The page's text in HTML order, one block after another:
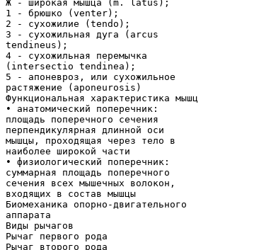
Ж - широкая мышца (m. latus);
1 - брюшко (venter);
2 - сухожилие (tendo);
3 - сухожильная дуга (arcus
tendineus);
4 - сухожильная перемычка
(intersectio tendinea);
5 - апоневроз, или сухожильное
растяжение (aponeurosis)
Функциональная характеристика мышц
• анатомический поперечник:
площадь поперечного сечения
перпендикулярная длинной оси
мышцы, проходящая через тело в
наиболее широкой части
• физиологический поперечник:
суммарная площадь поперечного
сечения всех мышечных волокон,
входящих в состав мышцы
Биомеханика опорно-двигательного
аппарата
Виды рычагов
Рычаг первого рода
Рычаг второго рода